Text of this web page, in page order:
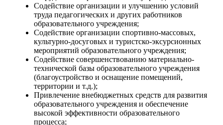
Содействие организации и улучшению условий
труда педагогических и других работников
образовательного учреждения;
Содействие организации спортивно-массовых,
культурно-досуговых и туристско-эксурсионных
мероприятий образовательного учреждения;
Содействие совершенствованию материально-
технической базы образовательного учреждения
(благоустройство и оснащение помещений,
территории и т.д.);
Привлечение внебюджетных средств для развития
образовательного учреждения и обеспечение
высокой эффективности образовательного
процесса;